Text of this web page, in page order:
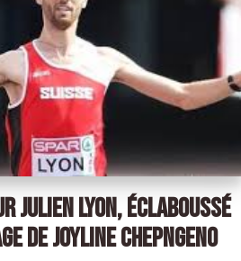
JULIEN LYON, ÉCLABOUSSÉ
DE JOYLINE CHEPNGENO